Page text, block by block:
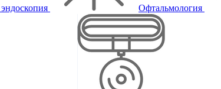
Офтальмология